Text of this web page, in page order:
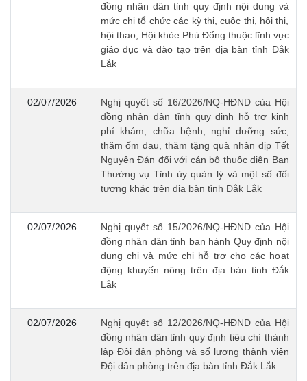
đồng nhân dân tỉnh quy định nội dung và
mức chi tổ chức các kỳ thi, cuộc thi, hội thi,
hội thao, Hội khỏe Phù Đổng thuộc lĩnh vực
giáo dục và đào tạo trên địa bàn tỉnh Đắk
Lắk
02/07/2026
Nghị quyết số 16/2026/NQ-HĐND của Hội
đồng nhân dân tỉnh quy định hỗ trợ kinh
phí khám, chữa bệnh, nghỉ dưỡng sức,
thăm ốm đau, thăm tặng quà nhân dịp Tết
Nguyên Đán đối với cán bộ thuộc diện Ban
Thường vụ Tỉnh ủy quản lý và một số đối
tượng khác trên địa bàn tỉnh Đắk Lắk
02/07/2026
Nghị quyết số 15/2026/NQ-HĐND của Hội
đồng nhân dân tỉnh ban hành Quy định nội
dung chi và mức chi hỗ trợ cho các hoạt
động khuyến nông trên địa bàn tỉnh Đắk
Lắk
02/07/2026
Nghị quyết số 12/2026/NQ-HĐND của Hội
đồng nhân dân tỉnh quy định tiêu chí thành
lập Đội dân phòng và số lượng thành viên
Đội dân phòng trên địa bàn tỉnh Đắk Lắk